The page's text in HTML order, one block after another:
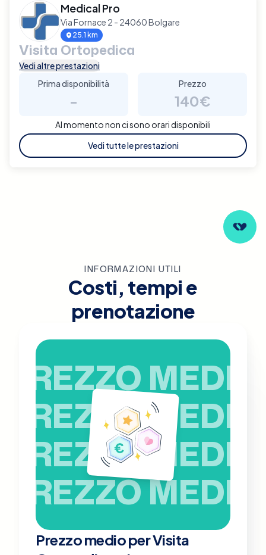
Medical Pro
Via Fornace 2 - 24060 Bolgare
25.1 km
Visita Ortopedica
Vedi altre prestazioni
Prima disponibilità
-
Prezzo
140€
Al momento non ci sono orari disponibili
Vedi tutte le prestazioni
INFORMAZIONI UTILI
Costi, tempi e
prenotazione
PREZZO MEDIO
PREZZO MEDIO
PREZZO MEDIO
PREZZO MEDIO
Prezzo medio per Visita